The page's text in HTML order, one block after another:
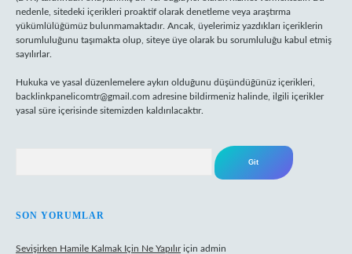
nedenle, sitedeki içerikleri proaktif olarak denetleme veya araştırma
yükümlülüğümüz bulunmamaktadır. Ancak, üyelerimiz yazdıkları içeriklerin
sorumluluğunu taşımakta olup, siteye üye olarak bu sorumluluğu kabul etmiş
sayılırlar.
Hukuka ve yasal düzenlemelere aykırı olduğunu düşündüğünüz içerikleri,
backlinkpanelicomtr@gmail.com adresine bildirmeniz halinde, ilgili içerikler
yasal süre içerisinde sitemizden kaldırılacaktır.
SON YORUMLAR
Sevişirken Hamile Kalmak Için Ne Yapılıriçin admin